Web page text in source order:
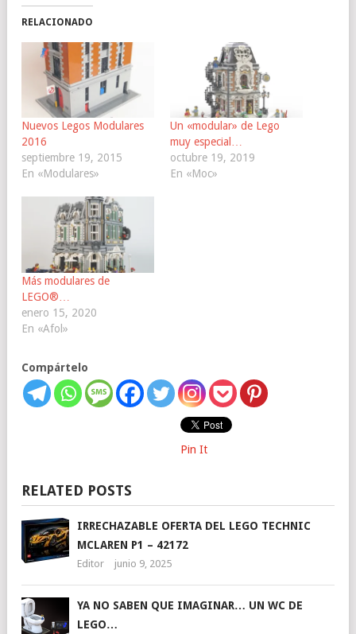
RELACIONADO
Nuevos Legos Modulares
2016
septiembre 19, 2015
En «Modulares»
Un «modular» de Lego
muy especial…
octubre 19, 2019
En «Moc»
Más modulares de
LEGO®…
enero 15, 2020
En «Afol»
Compártelo
Pin It
RELATED POSTS
IRRECHAZABLE OFERTA DEL LEGO TECHNIC
MCLAREN P1 – 42172
Editor junio 9, 2025
YA NO SABEN QUE IMAGINAR… UN WC DE
LEGO…